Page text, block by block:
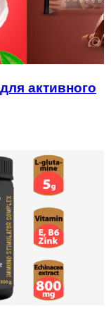
активного